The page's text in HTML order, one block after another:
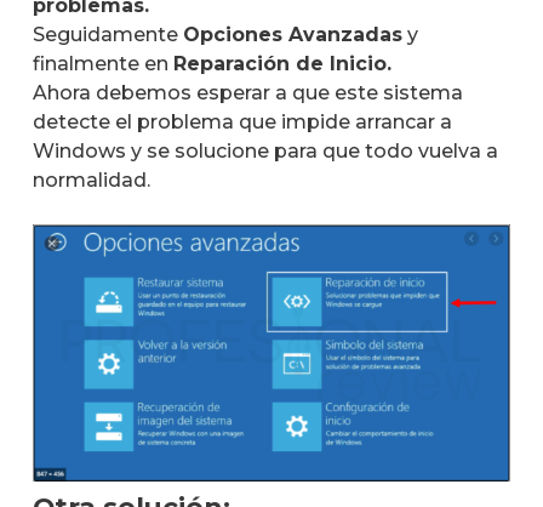
problemas.
Seguidamente Opciones Avanzadas y
finalmente en Reparación de Inicio.
Ahora debemos esperar a que este sistema
detecte el problema que impide arrancar a
Windows y se solucione para que todo vuelva a
normalidad.